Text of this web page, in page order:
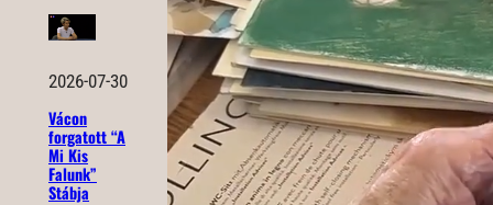
2026-07-30
Vácon
forgatott “A
Mi Kis
Falunk”
Stábja